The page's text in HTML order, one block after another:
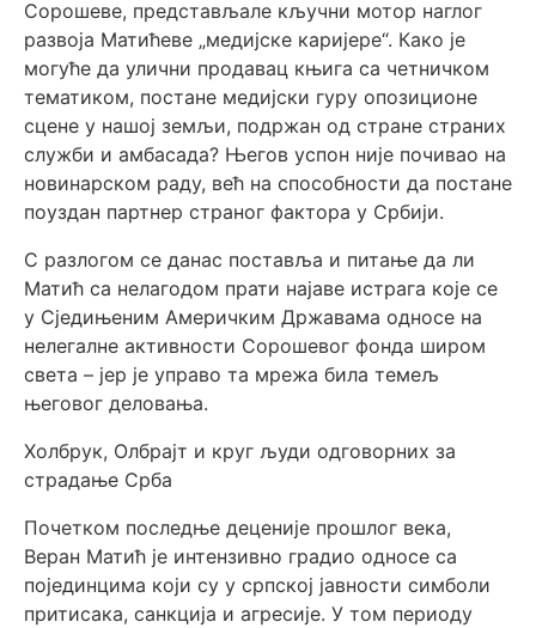
Сорошеве, представљале кључни мотор наглог
развоја Матићеве „медијске каријере“. Како је
могуће да улични продавац књига са четничком
тематиком, постане медијски гуру опозиционе
сцене у нашој земљи, подржан од стране страних
служби и амбасада? Његов успон није почивао на
новинарском раду, већ на способности да постане
поуздан партнер страног фактора у Србији.
С разлогом се данас поставља и питање да ли
Матић са нелагодом прати најаве истрага које се
у Сједињеним Америчким Државама односе на
нелегалне активности Сорошевог фонда широм
света – јер је управо та мрежа била темељ
његовог деловања.
Холбрук, Олбрајт и круг људи одговорних за
страдање Срба
Почетком последње деценије прошлог века,
Веран Матић је интензивно градио односе са
појединцима који су у српској јавности симболи
притисака, санкција и агресије. У том периоду